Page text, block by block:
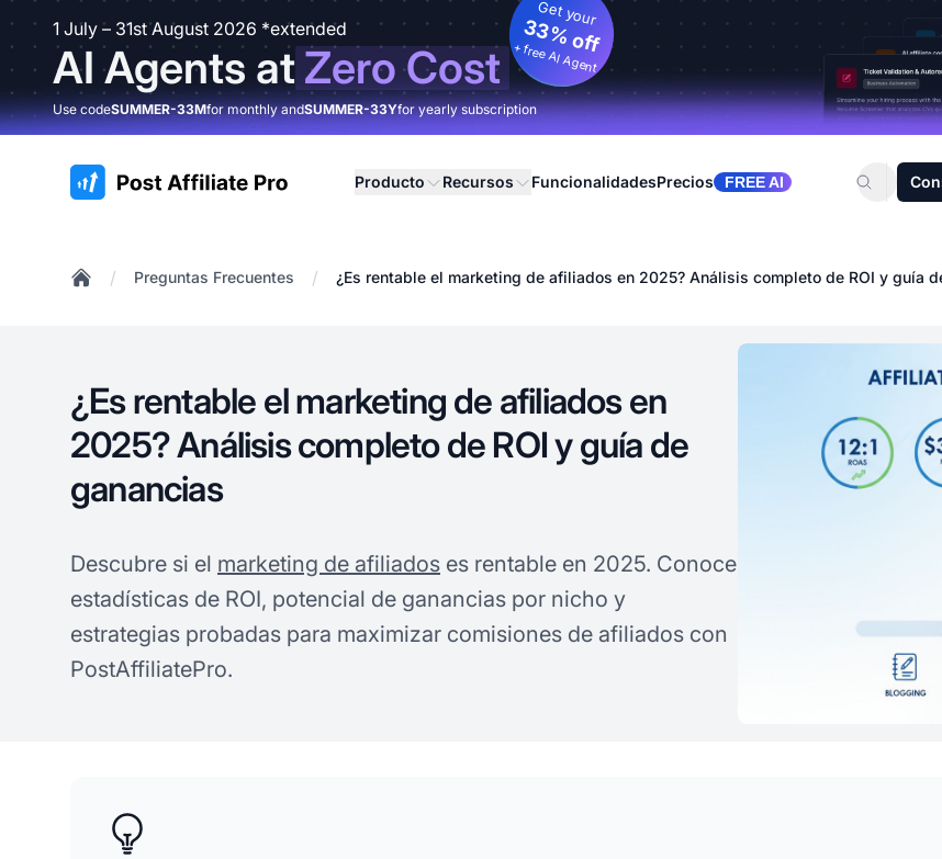
1 July – 31st August 2026 *extended
AI Agents atZero Cost
Get your
33% off
+ free AI Agent
Use codeSUMMER-33Mfor monthly andSUMMER-33Yfor yearly subscription
:site.title Producto Recursos FuncionalidadesPrecios FREE AI
/ Preguntas Frecuentes / ¿Es rentable el marketing de afiliados en 2025? Análisis completo de ROI y guía
¿Es rentable el marketing de afiliados en
2025? Análisis completo de ROI y guía de
ganancias
Descubre si el marketing de afiliados es rentable en 2025. Conoce
estadísticas de ROI, potencial de ganancias por nicho y
estrategias probadas para maximizar comisiones de afiliados con
PostAffiliatePro.